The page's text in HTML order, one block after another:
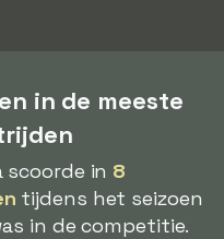
in de meeste
scoorde in 8
tijdens het seizoen
in de competitie.